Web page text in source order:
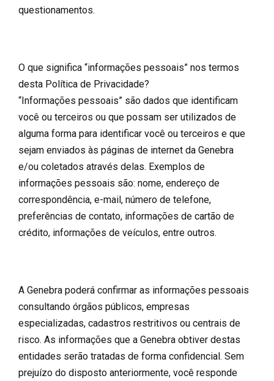
questionamentos.
O que significa “informações pessoais” nos termos
desta Política de Privacidade?
“Informações pessoais” são dados que identificam
você ou terceiros ou que possam ser utilizados de
alguma forma para identificar você ou terceiros e que
sejam enviados às páginas de internet da Genebra
e/ou coletados através delas. Exemplos de
informações pessoais são: nome, endereço de
correspondência, e-mail, número de telefone,
preferências de contato, informações de cartão de
crédito, informações de veículos, entre outros.
A Genebra poderá confirmar as informações pessoais
consultando órgãos públicos, empresas
especializadas, cadastros restritivos ou centrais de
risco. As informações que a Genebra obtiver destas
entidades serão tratadas de forma confidencial. Sem
prejuízo do disposto anteriormente, você responde